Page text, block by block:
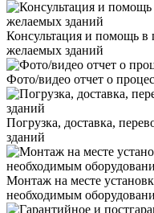
Консультация и помощь в
желаемых зданий
Фото/видео отчет о
Погрузка, доставка,
зданий
Монтаж на месте
необходимым